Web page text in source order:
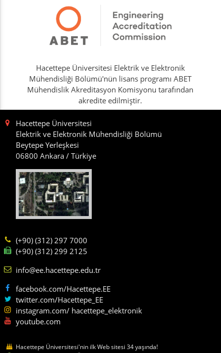
Hacettepe Üniversitesi Elektrik ve Elektronik
Mühendisliği Bölümü'nün lisans programı ABET
Mühendislik Akreditasyon Komisyonu tarafından
akredite edilmiştir.
Hacettepe Üniversitesi
Elektrik ve Elektronik Mühendisliği Bölümü
Beytepe Yerleşkesi
06800 Ankara / Türkiye
(+90) (312) 297 7000
(+90) (312) 299 2125
info@ee.hacettepe.edu.tr
facebook.com/Hacettepe.EE
twitter.com/Hacettepe_EE
instagram.com/ hacettepe_elektronik
youtube.com
Hacettepe Üniversitesi'nin ilk Web sitesi 34 yaşında!